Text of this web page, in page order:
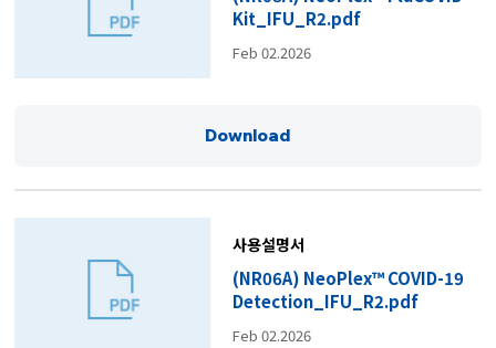
Kit_IFU_R2.pdf
Feb 02.2026
Download
사용설명서
(NR06A) NeoPlex™ COVID-19
Detection_IFU_R2.pdf
Feb 02.2026